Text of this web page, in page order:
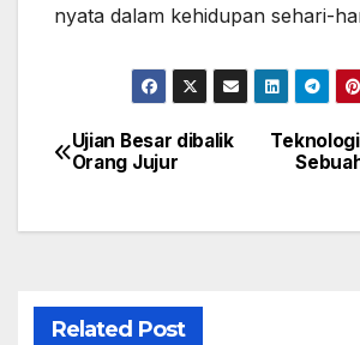
nyata dalam kehidupan sehari-
Navigasi
Ujian Besar dibalik
Orang Jujur
Related Post